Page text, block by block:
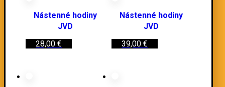
Nástenné hodiny
JVD
28,00 €
Nástenné hodiny
JVD
39,00€